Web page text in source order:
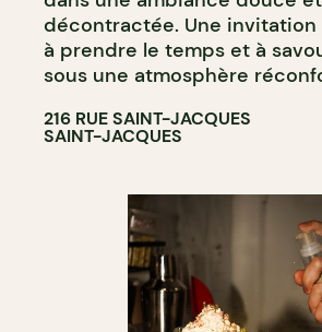
décontractée. Une invitation
à prendre le temps et à
sous une atmosphère
216 RUE SAINT-JACQUES
SAINT-JACQUES